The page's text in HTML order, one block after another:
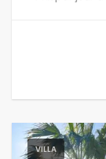
100 m de la
VILLA